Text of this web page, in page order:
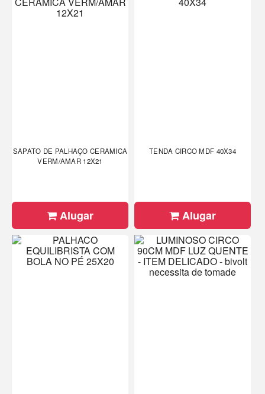
SAPATO DE PALHAÇO CERAMICA
VERM/AMAR 12X21
Alugar
TENDA CIRCO MDF 40X34
Alugar